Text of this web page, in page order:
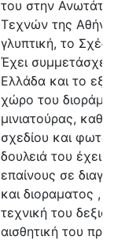
του στην
Τεχνών της
γλυπτική, το
Έχει
Ελλάδα και το
χώρο του
μινιατούρας,
σχεδίου και
δουλειά του έχει
επαίνους σε
και διοραματος ,
τεχνική του
αισθητική του